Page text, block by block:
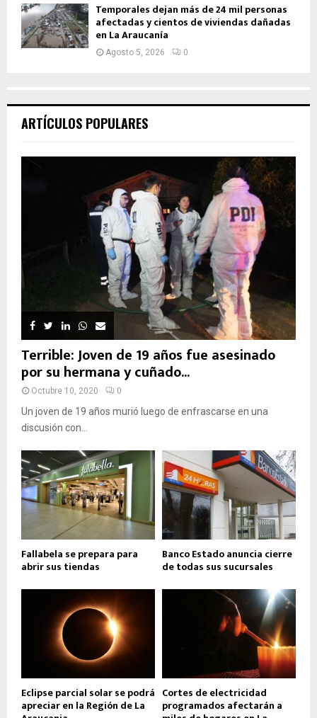
Temporales dejan más de 24 mil personas
afectadas y cientos de viviendas dañadas
en La Araucanía
Agosto 5, 2026 0
ARTÍCULOS POPULARES
Terrible: Joven de 19 años fue asesinado
por su hermana y cuñado...
Octubre 10, 2020 0
Un joven de 19 años murió luego de enfrascarse en una
discusión con...
Fallabela se prepara para
abrir sus tiendas
Banco Estado anuncia cierre
de todas sus sucursales
Eclipse parcial solar se podrá
apreciar en la Región de La
Cortes de electricidad
programados afectarán a